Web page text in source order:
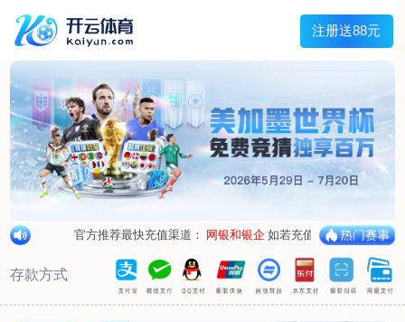
Menu
网站首页
关于我们
产品中心
荣誉资质
厂区设备
人才招聘
新闻中心
销售网点